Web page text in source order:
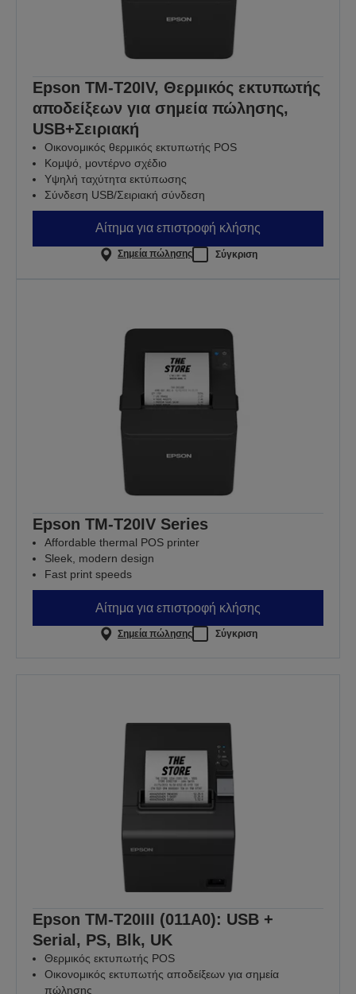
Epson TM-T20IV, Θερμικός εκτυπωτής
αποδείξεων για σημεία πώλησης,
USB+Σειριακή
Οικονομικός θερμικός εκτυπωτής POS
Κομψό, μοντέρνο σχέδιο
Υψηλή ταχύτητα εκτύπωσης
Σύνδεση USB/Σειριακή σύνδεση
Αίτημα για επιστροφή κλήσης
Σημεία πώλησης Σύγκριση
Epson TM-T20IV Series
Affordable thermal POS printer
Sleek, modern design
Fast print speeds
Αίτημα για επιστροφή κλήσης
Σημεία πώλησης Σύγκριση
Epson TM-T20III (011A0): USB +
Serial, PS, Blk, UK
Θερμικός εκτυπωτής POS
Οικονομικός εκτυπωτής αποδείξεων για σημεία
πώλησης